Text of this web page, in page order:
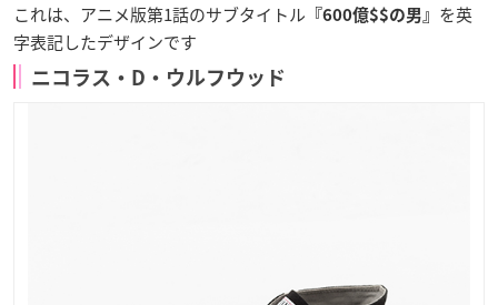
これは、アニメ版第1話のサブタイトル 『600億$$の男』 を英
字表記したデザインです
ニコラス・D・ウルフウッド